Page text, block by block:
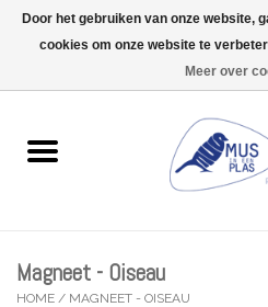
Wenskaarten
Lifestyle
Magneet - Oiseau
HOME / MAGNEET - OISEAU
Door het gebruiken van onze website,
cookies om onze website te
Meer over
Wij zijn uitzonderlijk